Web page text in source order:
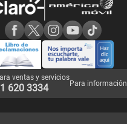
6, 6S y SE
de Tienda Claro
ventas y servicios
620 3334 Para información